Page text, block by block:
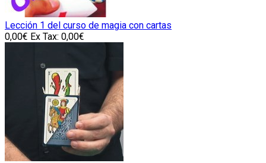
Lección 1 del curso de magia con cartas
0,00€ Ex Tax: 0,00€